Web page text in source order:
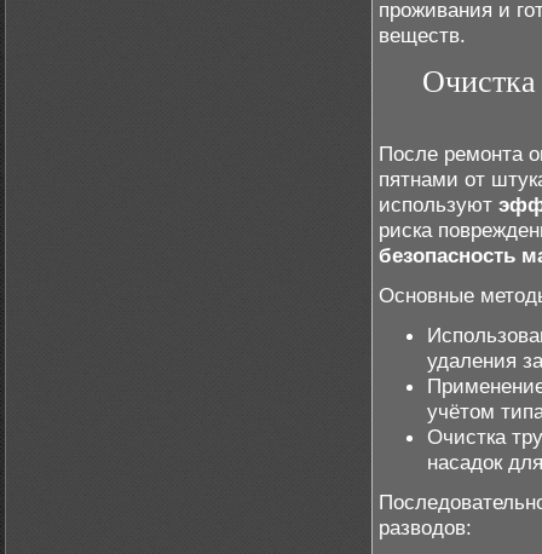
проживания и
веществ.
После ремонта
пятнами от
используют
риска
безопасность
Основные
удаления
учётом
Очистка
насадок
разводов: